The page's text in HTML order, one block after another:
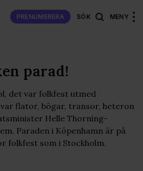
PRENUMERERA SÖK MENY
parad!
det var folkfest utmed
flator, bögar, transor, heteron
Helle Thorning-
Paraden i Köpenhamn är på
folkfest som i Stockholm.